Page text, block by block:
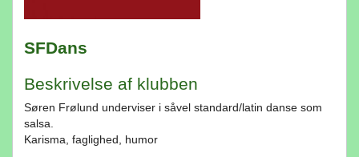
SFDans
Beskrivelse af klubben
Søren Frølund underviser i såvel standard/latin danse som
salsa.
Karisma, faglighed, humor